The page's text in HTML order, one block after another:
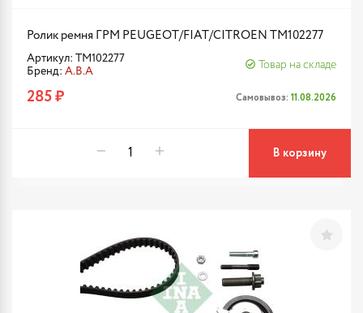
Ролик ремня ГРМ PEUGEOT/FIAT/CITROEN TM102277
Артикул: TM102277
Бренд: A.B.A
Товар на складе
285 ₽ Самовывоз: 11.08.2026
В корзину